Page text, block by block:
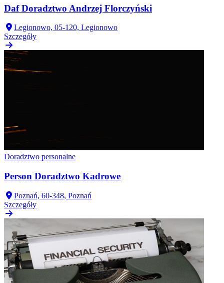
Daf Doradztwo Andrzej Florczyński
Legionowo, 05-120, Legionowo
Szczegóły
Doradztwo personalne
Person Doradztwo Kadrowe
Poznań, 60-348, Poznań
Szczegóły